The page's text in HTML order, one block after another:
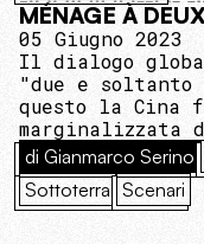
MÉNAGE À
05 Giugno 2023
Il dialogo
"due e soltanto
questo la Cina
marginalizzata
di Gianmarco Serino
Sottoterra Scenari